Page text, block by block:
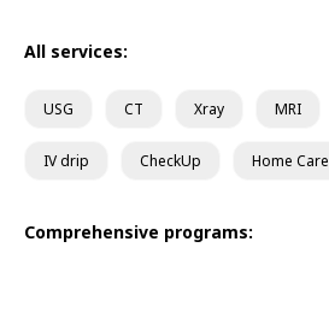
All services:
USG CT Xray MRI
IV drip CheckUp Home Care
Comprehensive programs: